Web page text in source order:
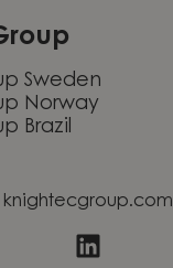
Sweden
Norway
Brazil
knightecgroup.com